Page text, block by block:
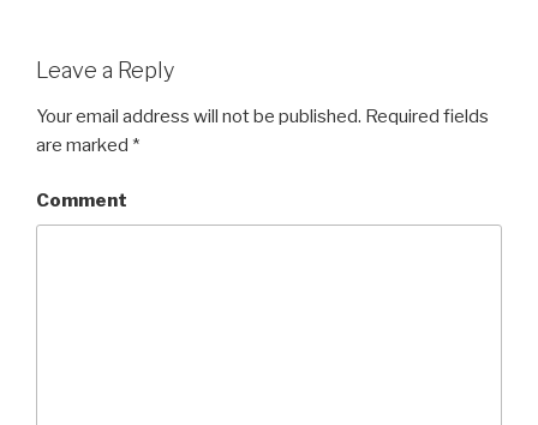
Leave a Reply
Your email address will not be published. Required fields
are marked *
Comment